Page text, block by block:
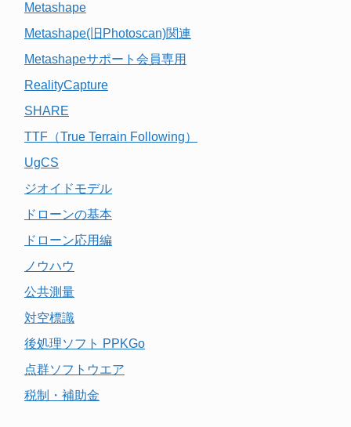
Metashape
Metashape(旧Photoscan)関連
Metashapeサポート会員専用
RealityCapture
SHARE
TTF（True Terrain Following）
UgCS
ジオイドモデル
ドローンの基本
ドローン応用編
ノウハウ
公共測量
対空標識
後処理ソフト PPKGo
点群ソフトウエア
税制・補助金